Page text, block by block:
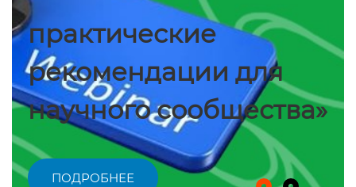
практические
рекомендации для
научного сообщества»
ПОДРОБНЕЕ